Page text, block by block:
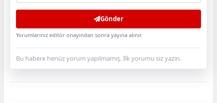
Gönder
Yorumlarınız editör onayından sonra yayına alınır.
Bu habere henüz yorum yapılmamış. İlk yorumu siz yazın.